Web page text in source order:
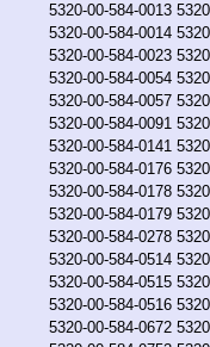
5320-00-584-0013
5320-00-584-0014
5320-00-584-0023
5320-00-584-0054
5320-00-584-0057
5320-00-584-0091
5320-00-584-0141
5320-00-584-0176
5320-00-584-0178
5320-00-584-0179
5320-00-584-0278
5320-00-584-0514
5320-00-584-0515
5320-00-584-0516
5320-00-584-0672